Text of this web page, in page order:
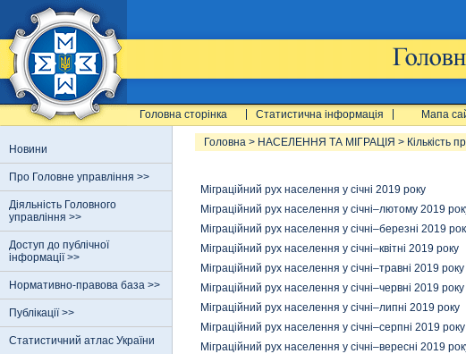
Головна сторінка Статистична інформація Мапа
Новини
Про Головне управління >>
Діяльність Головного
управління >>
Доступ до публічної
інформації >>
Нормативно-правова база >>
Публікації >>
Статистичний атлас України
Головна > НАСЕЛЕННЯ ТА МІГРАЦІЯ > Кількість
Міграційний рух населення у січні 2019 року
Міграційний рух населення у січні–лютому 2019
Міграційний рух населення у січні–березні 2019
Міграційний рух населення у січні–квітні 2019 року
Міграційний рух населення у січні–травні 2019 року
Міграційний рух населення у січні–червні 2019 року
Міграційний рух населення у січні–липні 2019 року
Міграційний рух населення у січні–серпні 2019 року
Міграційний рух населення у січні–вересні 2019